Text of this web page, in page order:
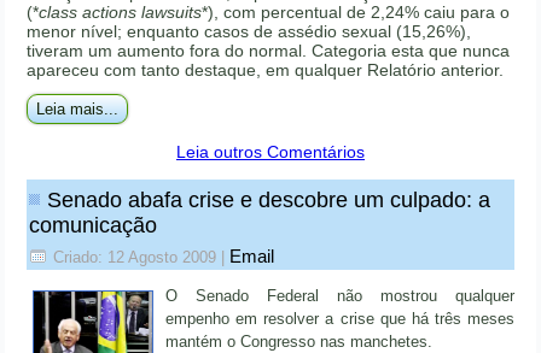
(*class actions lawsuits*), com percentual de 2,24% caiu para o
menor nível; enquanto casos de assédio sexual (15,26%),
tiveram um aumento fora do normal. Categoria esta que nunca
apareceu com tanto destaque, em qualquer Relatório anterior.
Leia mais...
Leia outros Comentários
Senado abafa crise e descobre um culpado: a
comunicação
Criado: 12 Agosto 2009 Email
O Senado Federal não mostrou qualquer
empenho em resolver a crise que há três meses
mantém o Congresso nas manchetes.